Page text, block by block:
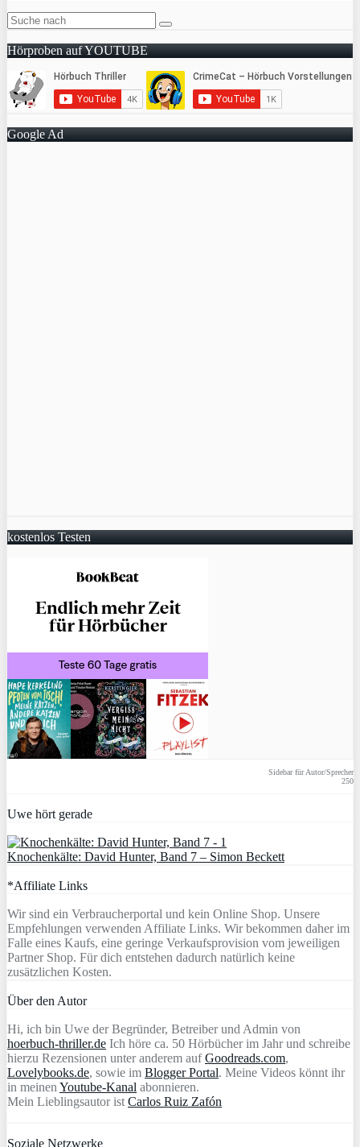
Hörproben auf YOUTUBE
Google Ad
kostenlos Testen
Sidebar für Autor/Sprecher
250
Uwe hört gerade
Knochenkälte: David Hunter, Band 7 – Simon Beckett
*Affiliate Links
Wir sind ein Verbraucherportal und kein Online Shop. Unsere
Empfehlungen verwenden Affiliate Links. Wir bekommen daher im
Falle eines Kaufs, eine geringe Verkaufsprovision vom jeweiligen
Partner Shop. Für dich entstehen dadurch natürlich keine
zusätzlichen Kosten.
Über den Autor
Hi, ich bin Uwe der Begründer, Betreiber und Admin von
hoerbuch-thriller.de Ich höre ca. 50 Hörbücher im Jahr und schreibe
hierzu Rezensionen unter anderem aufGoodreads.com,
Lovelybooks.de, sowie im Blogger Portal. Meine Videos könnt ihr
in meinen Youtube-Kanal abonnieren.
Mein Lieblingsautor ist Carlos Ruiz Zafón
Soziale Netzwerke